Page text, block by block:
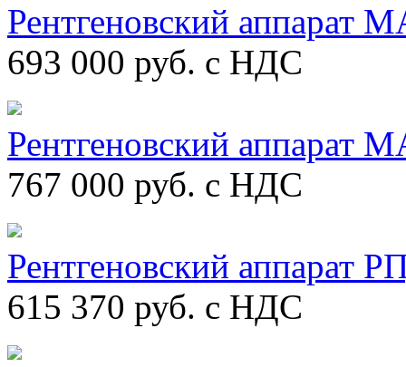
Рентгеновский аппарат
693 000 руб. с НДС
Рентгеновский аппарат
767 000 руб. с НДС
Рентгеновский аппарат
615 370 руб. с НДС